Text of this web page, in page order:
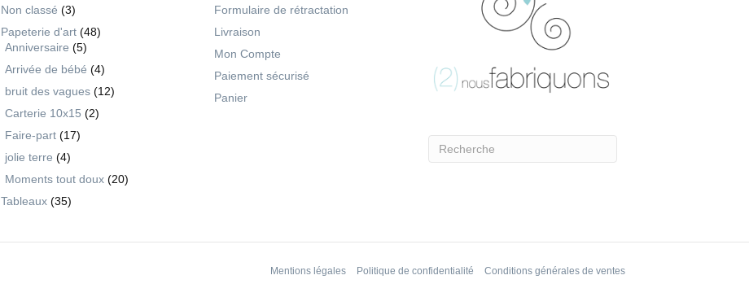
Non classé (3)
Papeterie d'art (48)
Anniversaire (5)
Arrivée de bébé (4)
bruit des vagues (12)
Carterie 10x15 (2)
Faire-part (17)
jolie terre (4)
Moments tout doux (20)
Tableaux (35)
Formulaire de rétractation
Livraison
Mon Compte
Paiement sécurisé
Panier
Mentions légales Politique de confidentialité Conditions générales de ventes